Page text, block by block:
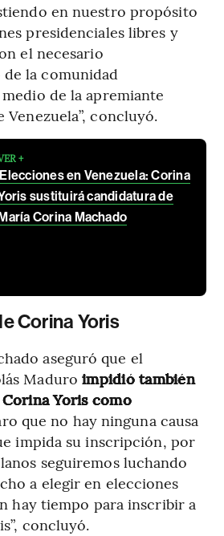
en nuestro propósito
presidenciales libres y
el necesario
la comunidad
de la apremiante
concluyó.
+
Elecciones en Venezuela: Corina
sustituirá candidatura de
Corina Machado
Corina Yoris
aseguró que el
Maduro impidió también
Yoris como
que no hay ninguna causa
impida su inscripción, por
seguiremos luchando
a elegir en elecciones
hay tiempo para inscribir a
concluyó.